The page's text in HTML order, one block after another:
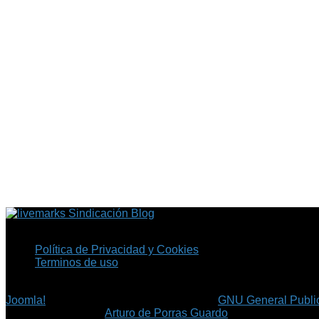
Sindicación Blog
Política de Privacidad y Cookies
Terminos de uso
Joomla!
GNU General
©Arturo de Porras Guardo